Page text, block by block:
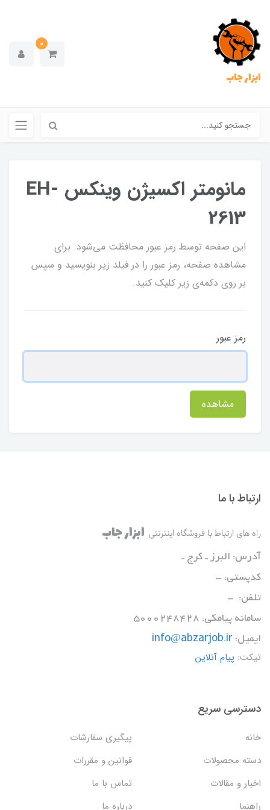
ابزار جاب
0
مانومتر اکسیژن وینکس EH-
2613
این صفحه توسط رمز عبور محافظت می‌شود. برای
مشاهده صفحه، رمز عبور را در فیلد زیر بنویسید و سپس
بر روی دکمه‌ی زیر کلیک کنید.
رمز عبور
مشاهده
ارتباط با ما
راه های ارتباط با فروشگاه اینترنتی ابزار جاب
آدرس: البرز ـ کرج ـ
کدپستی: -
تلفن: -
سامانه پیامکی: 5000248428
ایمیل: info@abzarjob.ir
تیکت: پیام آنلاین
دسترسی سریع
خانه
پیگیری سفارشات
دسته محصولات
قوانین و مقررات
اخبار و مقالات
تماس با ما
راهنما
درباره ما